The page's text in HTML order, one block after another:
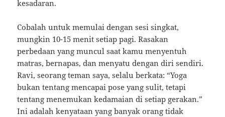
kesadaran.
Cobalah untuk memulai dengan sesi singkat,
mungkin 10-15 menit setiap pagi. Rasakan
perbedaan yang muncul saat kamu menyentuh
matras, bernapas, dan menyatu dengan diri sendiri.
Ravi, seorang teman saya, selalu berkata: “Yoga
bukan tentang mencapai pose yang sulit, tetapi
tentang menemukan kedamaian di setiap gerakan.”
Ini adalah kenyataan yang banyak orang tidak